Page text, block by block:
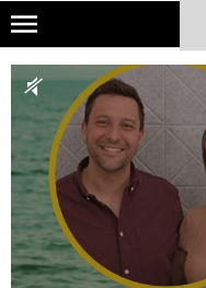
Skip
main
content
NATIONAL GEOGRAPHIC
TRAVELER
PODCASTY
Sklep
Newsletter